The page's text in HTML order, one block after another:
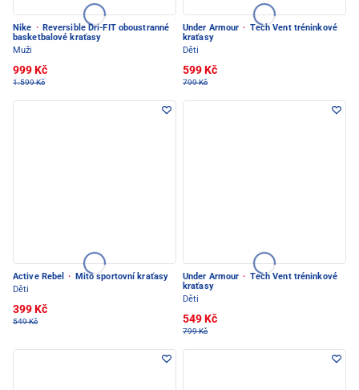
Nike · Reversible Dri-FIT oboustranné
basketbalové kraťasy
Muži
999 Kč
1.599 Kč
Under Armour · Tech Vent tréninkové
kraťasy
Děti
599 Kč
799 Kč
Active Rebel ·
Mito sportovní kraťasy
Děti
399 Kč
549 Kč
Under Armour · Tech Vent tréninkové
kraťasy
Děti
549 Kč
799 Kč